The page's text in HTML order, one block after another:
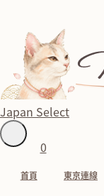
Japan Select
0
首頁 東京連線